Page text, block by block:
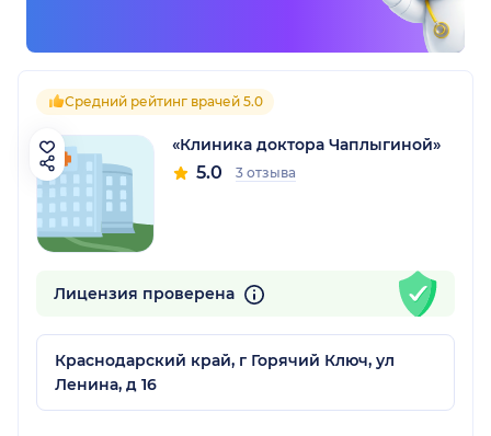
Средний рейтинг врачей 5.0
«Клиника доктора Чаплыгиной»
5.0 3 отзыва
Лицензия проверена
Краснодарский край, г Горячий Ключ, ул
Ленина, д 16